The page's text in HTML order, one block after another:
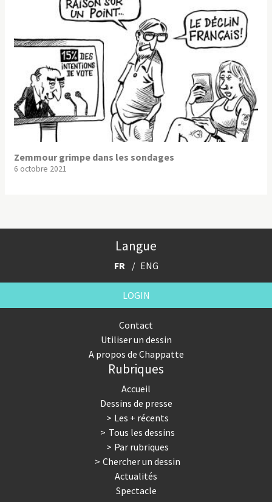
Zemmour grimpe dans les sondages
6 octobre 2021
Langue
FR ENG
LOGIN
Contact
Utiliser un dessin
A propos de Chappatte
Rubriques
Accueil
Dessins de presse
Les + récents
Tous les dessins
Par rubriques
Chercher un dessin
Actualités
Spectacle